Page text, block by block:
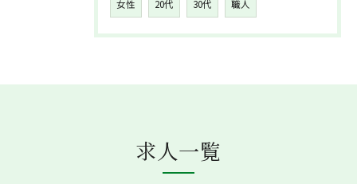
女性 20代 30代 職人
求人一覧